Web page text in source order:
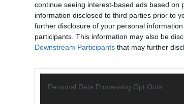
continue seeing interest-based ads based
information disclosed to third parties prior to
further disclosure of your personal
participants. This information may also be
Downstream Participants that may further
Personal Data Processing Opt Outs